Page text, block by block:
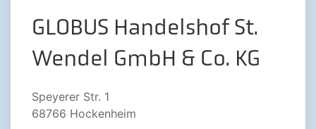
GLOBUS Handelshof St.
Wendel GmbH & Co. KG
Speyerer Str. 1
68766 Hockenheim